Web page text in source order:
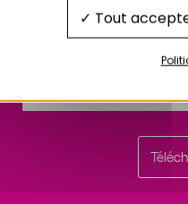
Tout